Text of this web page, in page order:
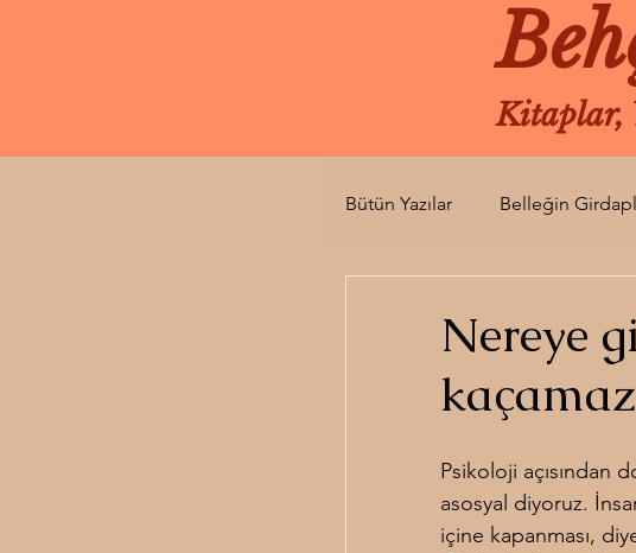
Kitaplar,
Bütün Yazılar Belleğin
Yolun Gölgesi Soluk
İki Deli Derviş Yazyalnızı
Nereye
Psikoloji açısından
asosyal diyoruz.
içine kapanması,